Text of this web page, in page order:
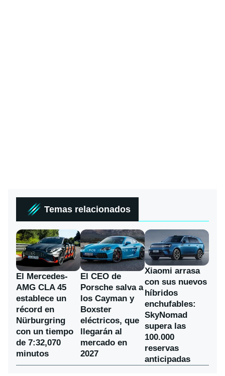
Temas relacionados
El Mercedes-
AMG CLA 45
establece un
récord en
Nürburgring
con un tiempo
de 7:32,070
minutos
El CEO de
Porsche salva a
los Cayman y
Boxster
eléctricos, que
llegarán al
mercado en
2027
Xiaomi arrasa
con sus nuevos
híbridos
enchufables:
SkyNomad
supera las
100.000
reservas
anticipadas